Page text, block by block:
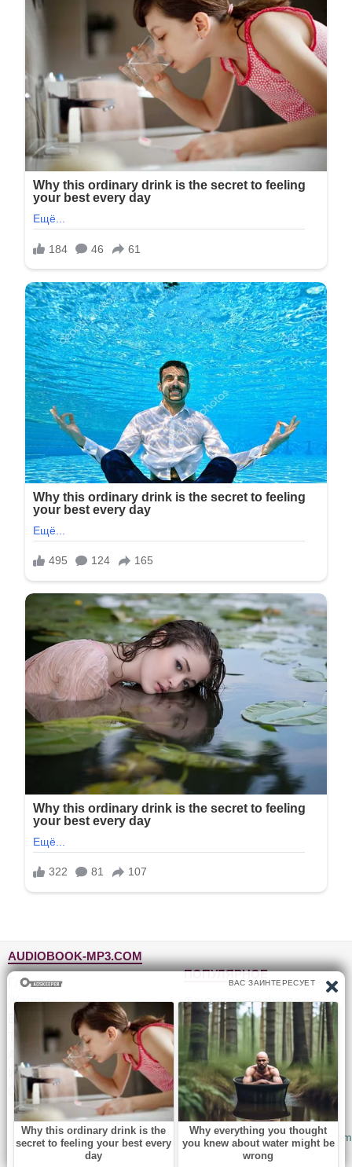
AUDIOBOOK-MP3.COM
Главная
Жанры
Блог
Топ-100
Авторы
Исполнители
Обратная связь
ПОПУЛЯРНОЕ
Фантастика и фэнтези
Детективы, триллеры
Для детей
Роман, проза
Приключения
Юмор, сатира
© 2010-2026Audiobook-mp3.com